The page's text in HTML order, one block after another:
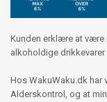
Kunden erklære at
alkoholdige
Hos WakuWaku.dk har
Alderskontrol, og at